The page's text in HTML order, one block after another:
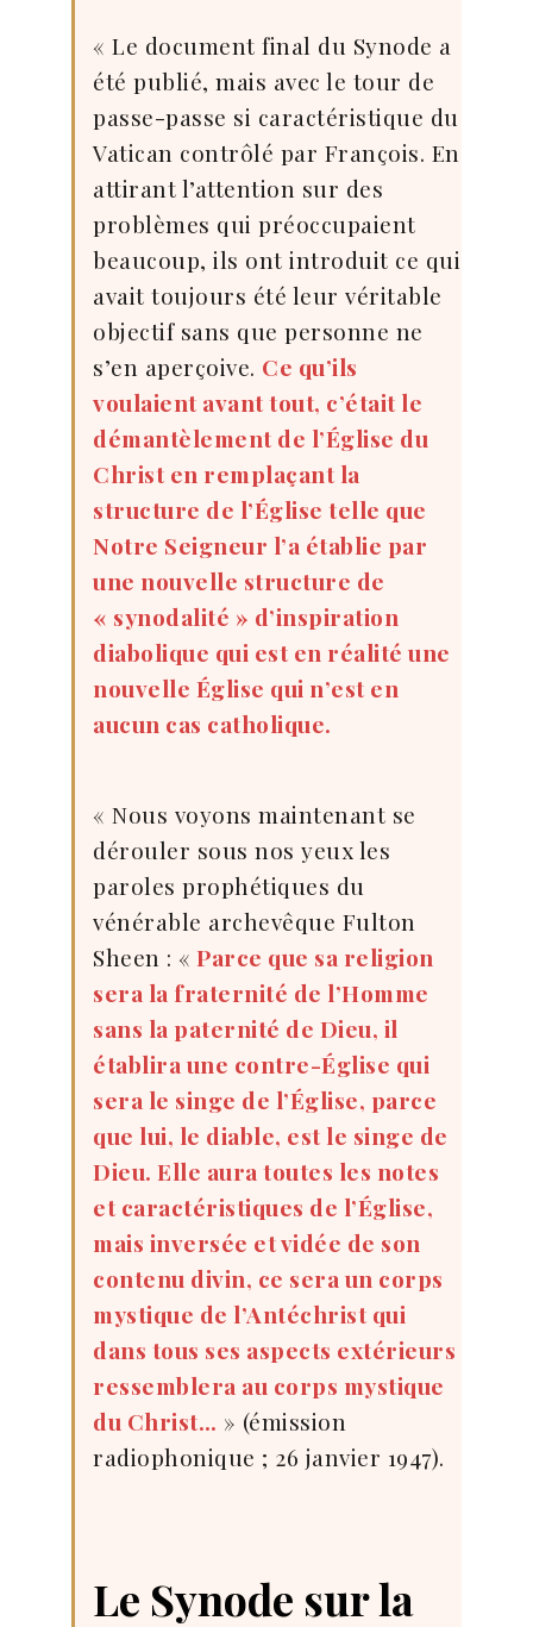
« Le document final du Synode a
été publié, mais avec le tour de
passe-passe si caractéristique du
Vatican contrôlé par François. En
attirant l’attention sur des
problèmes qui préoccupaient
beaucoup, ils ont introduit ce qui
avait toujours été leur véritable
objectif sans que personne ne
s’en aperçoive. Ce qu’ils
voulaient avant tout, c’était le
démantèlement de l’Église du
Christ en remplaçant la
structure de l’Église telle que
Notre Seigneur l’a établie par
une nouvelle structure de
« synodalité » d’inspiration
diabolique qui est en réalité une
nouvelle Église qui n’est en
aucun cas catholique.
« Nous voyons maintenant se
dérouler sous nos yeux les
paroles prophétiques du
vénérable archevêque Fulton
Sheen : « Parce que sa religion
sera la fraternité de l’Homme
sans la paternité de Dieu, il
établira une contre-Église qui
sera le singe de l’Église, parce
que lui, le diable, est le singe de
Dieu. Elle aura toutes les notes
et caractéristiques de l’Église,
mais inversée et vidée de son
contenu divin, ce sera un corps
mystique de l’Antéchrist qui
dans tous ses aspects extérieurs
ressemblera au corps mystique
du Christ… » (émission
radiophonique ; 26 janvier 1947).
Le Synode sur la